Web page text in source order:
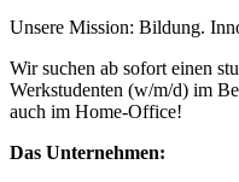
Unsere Mission: Bildung.
Wir suchen ab sofort einen
Werkstudenten (w/m/d) im
auch im Home-Office!
Das Unternehmen: